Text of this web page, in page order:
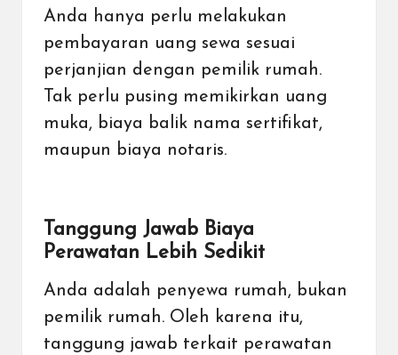
Anda hanya perlu melakukan
pembayaran uang sewa sesuai
perjanjian dengan pemilik rumah.
Tak perlu pusing memikirkan uang
muka, biaya balik nama sertifikat,
maupun biaya notaris.
Tanggung Jawab Biaya
Perawatan Lebih Sedikit
Anda adalah penyewa rumah, bukan
pemilik rumah. Oleh karena itu,
tanggung jawab terkait perawatan